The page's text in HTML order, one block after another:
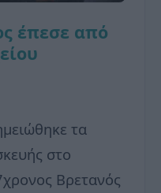
έπεσε από
τα
στο
Βρετανός